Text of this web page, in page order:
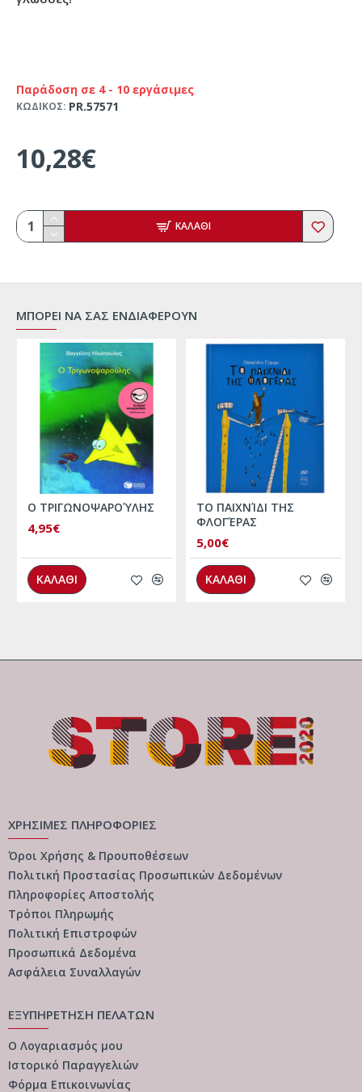
10,28€
Παράδοση σε 4 - 10 εργάσιμες
ΚΩΔΙΚΟΣ: PR.57571
ΚΑΛΑΘΙ
ΜΠΟΡΕΙ ΝΑ ΣΑΣ ΕΝΔΙΑΦΕΡΟΥΝ
Ο ΤΡΙΓΩΝΟΨΑΡΟΎΛΗΣ
4,95€
ΚΑΛΑΘΙ
ΤΟ ΠΑΙΧΝΊΔΙ ΤΗΣ
ΦΛΟΓΈΡΑΣ
5,00€
ΚΑΛΑΘΙ
ΧΡΗΣΙΜΕΣ ΠΛΗΡΟΦΟΡΙΕΣ
Όροι Χρήσης & Προυποθέσεων
Πολιτική Προστασίας Προσωπικών Δεδομένων
Πληροφορίες Αποστολής
Τρόποι Πληρωμής
Πολιτική Επιστροφών
Προσωπικά Δεδομένα
Ασφάλεια Συναλλαγών
ΕΞΥΠΗΡΕΤΗΣΗ ΠΕΛΑΤΩΝ
Ο Λογαριασμός μου
Ιστορικό Παραγγελιών
Φόρμα Επικοινωνίας